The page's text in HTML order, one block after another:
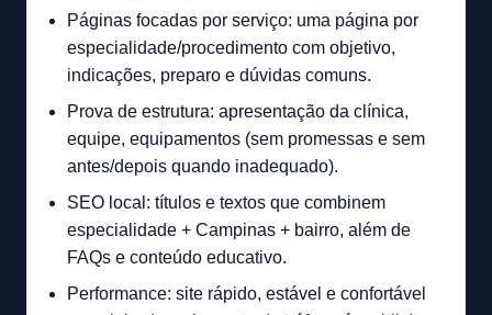
Páginas focadas por serviço: uma página por
especialidade/procedimento com objetivo,
indicações, preparo e dúvidas comuns.
Prova de estrutura: apresentação da clínica,
equipe, equipamentos (sem promessas e sem
antes/depois quando inadequado).
SEO local: títulos e textos que combinem
especialidade + Campinas + bairro, além de
FAQs e conteúdo educativo.
Performance: site rápido, estável e confortável